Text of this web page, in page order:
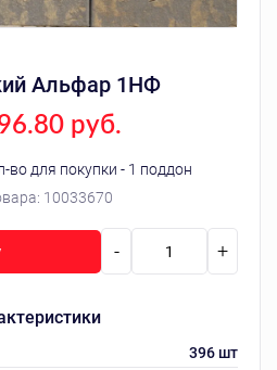
Альфар 1НФ
10033670
руб.
для покупки - 1 поддон
396 шт
- +